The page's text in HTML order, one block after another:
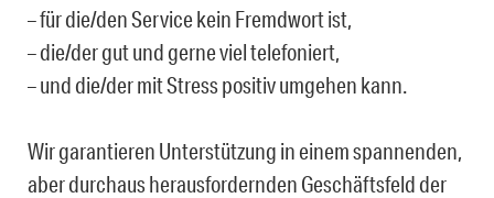
– für die/den Service kein Fremdwort ist,
– die/der gut und gerne viel telefoniert,
– und die/der mit Stress positiv umgehen kann.
Wir garantieren Unterstützung in einem spannenden,
aber durchaus herausfordernden Geschäftsfeld der